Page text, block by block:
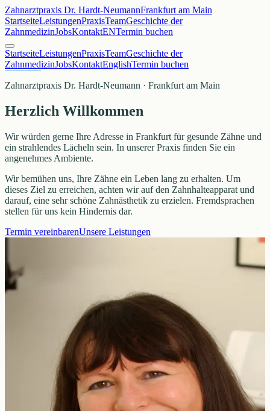
Zahnarztpraxis Dr. Hardt-NeumannFrankfurt am Main
StartseiteLeistungenPraxisTeamGeschichte der
ZahnmedizinJobsKontaktENTermin buchen
StartseiteLeistungenPraxisTeamGeschichte der
ZahnmedizinJobsKontaktEnglishTermin buchen
Zahnarztpraxis Dr. Hardt-Neumann · Frankfurt am Main
Herzlich Willkommen
Wir würden gerne Ihre Adresse in Frankfurt für gesunde Zähne und
ein strahlendes Lächeln sein. In unserer Praxis finden Sie ein
angenehmes Ambiente.
Wir bemühen uns, Ihre Zähne ein Leben lang zu erhalten. Um
dieses Ziel zu erreichen, achten wir auf den Zahnhalteapparat und
darauf, eine sehr schöne Zahnästhetik zu erzielen. Fremdsprachen
stellen für uns kein Hindernis dar.
Termin vereinbarenUnsere Leistungen